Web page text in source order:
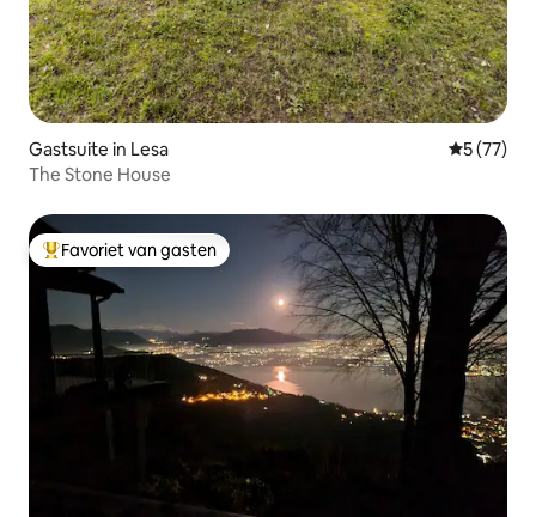
Gastsuite in Lesa
5 (77)
The Stone House
Topfavoriet van gasten
Favoriet van gasten